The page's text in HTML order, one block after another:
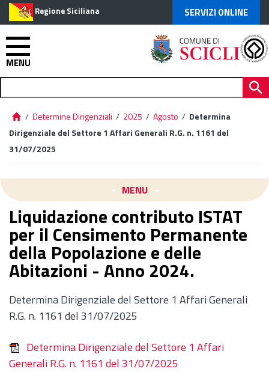
Regione Siciliana SERVIZI ONLINE
MENU
/ Determine Dirigenziali / 2025 / Agosto / Determina
Dirigenziale del Settore 1 Affari Generali R.G. n. 1161 del
31/07/2025
MENU
Liquidazione contributo ISTAT
per il Censimento Permanente
della Popolazione e delle
Abitazioni - Anno 2024.
Determina Dirigenziale del Settore 1 Affari Generali
R.G. n. 1161 del 31/07/2025
Determina Dirigenziale del Settore 1 Affari
Generali R.G. n. 1161 del 31/07/2025